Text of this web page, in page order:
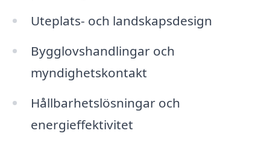
Uteplats- och landskapsdesign
Bygglovshandlingar och
myndighetskontakt
Hållbarhetslösningar och
energieffektivitet